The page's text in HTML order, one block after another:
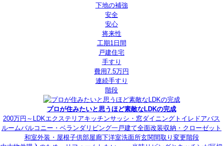
下地の補強
安全
安心
将来性
工期1日間
戸建住宅
手すり
費用7.5万円
連続手すり
階段
プロが住みたいと思うほど素敵なLDKの完成
200万円～ LDKエクステリアキッチンサッシ・窓ダイニング トイレ ドアバス
ルームバルコニー・ベランダ リビング一戸建て全面改装収納・クローゼット
和室外装・屋根子供部屋廊下洋室洗面所玄関間取り変更階段